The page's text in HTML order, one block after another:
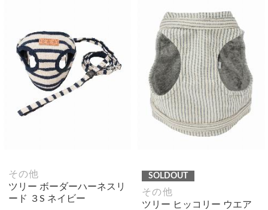
その他
ツリー ボーダーハーネスリ
ード ３S ネイビー
SOLDOUT
その他
ツリー ヒッコリー ウエア